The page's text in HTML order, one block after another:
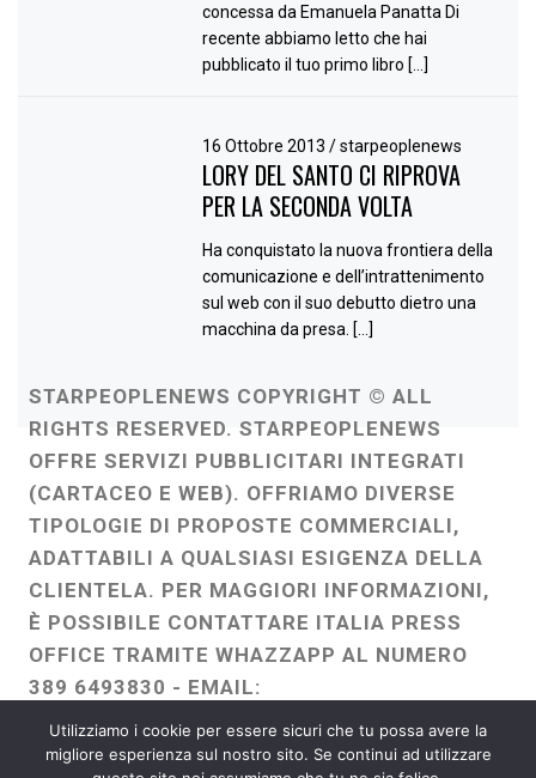
concessa da Emanuela Panatta Di
recente abbiamo letto che hai
pubblicato il tuo primo libro […]
16 Ottobre 2013/ starpeoplenews
LORY DEL SANTO CI RIPROVA
PER LA SECONDA VOLTA
Ha conquistato la nuova frontiera della
comunicazione e dell’intrattenimento
sul web con il suo debutto dietro una
macchina da presa. […]
STARPEOPLENEWS COPYRIGHT © ALL
RIGHTS RESERVED. STARPEOPLENEWS
OFFRE SERVIZI PUBBLICITARI INTEGRATI
(CARTACEO E WEB). OFFRIAMO DIVERSE
TIPOLOGIE DI PROPOSTE COMMERCIALI,
ADATTABILI A QUALSIASI ESIGENZA DELLA
CLIENTELA. PER MAGGIORI INFORMAZIONI,
È POSSIBILE CONTATTARE ITALIA PRESS
OFFICE TRAMITE WHAZZAPP AL NUMERO
389 6493830 - EMAIL:
ITALIAPRESSOFFICE@GMAIL.COM
WEBMASTER :FRANCESCO GENTILE
Utilizziamo i cookie per essere sicuri che tu possa avere la
migliore esperienza sul nostro sito. Se continui ad utilizzare